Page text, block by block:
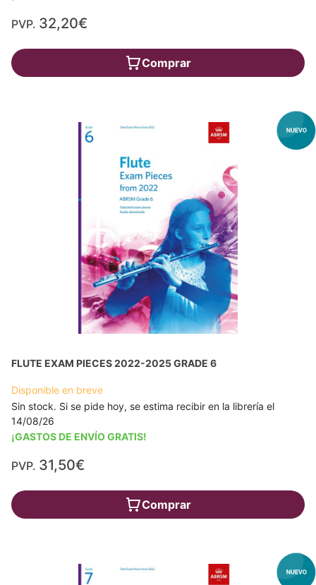
PVP. 32,20€
Comprar
FLUTE EXAM PIECES 2022-2025 GRADE 6
Disponible en breve
Sin stock. Si se pide hoy, se estima recibir en la librería el
14/08/26
¡GASTOS DE ENVÍO GRATIS!
PVP. 31,50€
Comprar